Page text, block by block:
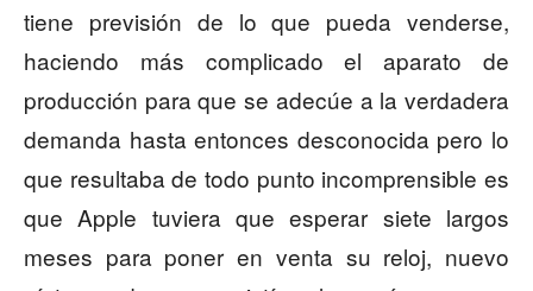
tiene previsión de lo que pueda venderse,
haciendo más complicado el aparato de
producción para que se adecúe a la verdadera
demanda hasta entonces desconocida pero lo
que resultaba de todo punto incomprensible es
que Apple tuviera que esperar siete largos
meses para poner en venta su reloj, nuevo